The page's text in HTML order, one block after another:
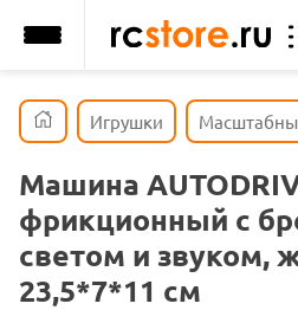
Игрушки
Машина
фрикционный с
светом и звуком,
23,5*7*11 см